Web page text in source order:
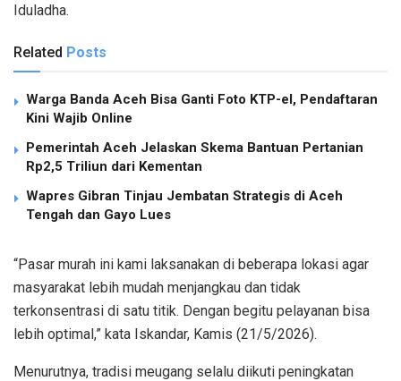
Iduladha.
Related Posts
Warga Banda Aceh Bisa Ganti Foto KTP-el, Pendaftaran
Kini Wajib Online
Pemerintah Aceh Jelaskan Skema Bantuan Pertanian
Rp2,5 Triliun dari Kementan
Wapres Gibran Tinjau Jembatan Strategis di Aceh
Tengah dan Gayo Lues
“Pasar murah ini kami laksanakan di beberapa lokasi agar
masyarakat lebih mudah menjangkau dan tidak
terkonsentrasi di satu titik. Dengan begitu pelayanan bisa
lebih optimal,” kata Iskandar, Kamis (21/5/2026).
Menurutnya, tradisi meugang selalu diikuti peningkatan